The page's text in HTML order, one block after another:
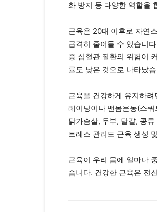
화 방지 등 다양한 역할을
근육은 20대 이후로 자연
급격히 줄어들 수 있습니
종 심혈관 질환의 위험이
률도 낮은 것으로 나타났
근육을 건강하게 유지하
레이닝이나 맨몸운동(스
닭가슴살, 두부, 달걀, 콩
트레스 관리도 근육 생성
근육이 우리 몸에 얼마나
습니다. 건강한 근육은 전